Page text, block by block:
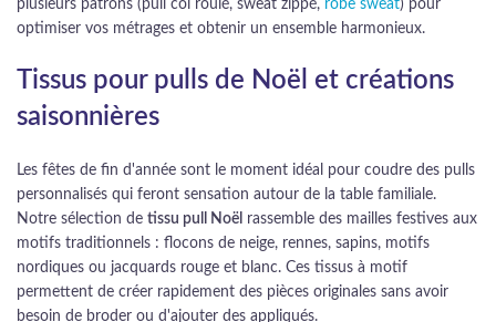
plusieurs patrons (pull col roulé, sweat zippé, robe sweat) pour
optimiser vos métrages et obtenir un ensemble harmonieux.
Tissus pour pulls de Noël et créations
saisonnières
Les fêtes de fin d'année sont le moment idéal pour coudre des pulls
personnalisés qui feront sensation autour de la table familiale.
Notre sélection de tissu pull Noël rassemble des mailles festives aux
motifs traditionnels : flocons de neige, rennes, sapins, motifs
nordiques ou jacquards rouge et blanc. Ces tissus à motif
permettent de créer rapidement des pièces originales sans avoir
besoin de broder ou d'ajouter des appliqués.